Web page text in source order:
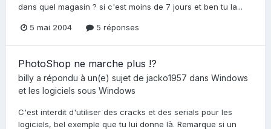
dans quel magasin ? si c'est moins de 7 jours et ben tu la...
5 mai 2004 5 réponses
PhotoShop ne marche plus !?
billy a répondu à un(e) sujet de jacko1957 dans Windows
et les logiciels sous Windows
C'est interdit d'utiliser des cracks et des serials pour les
logiciels, bel exemple que tu lui donne là. Remarque si un